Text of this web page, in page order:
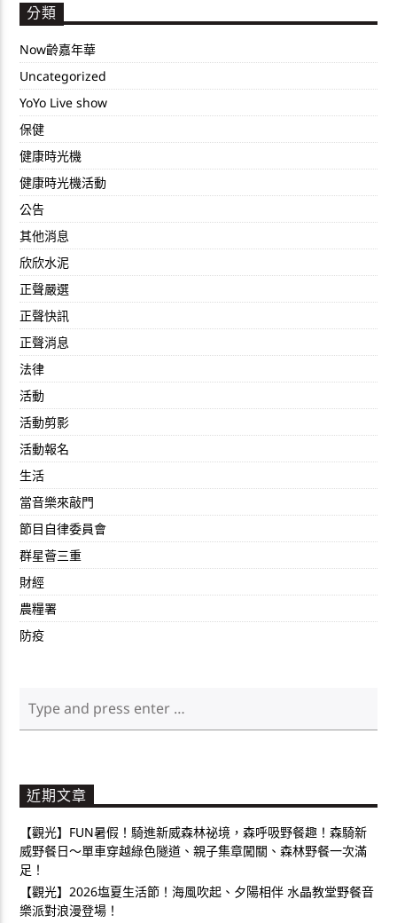
分類
Now齡嘉年華
Uncategorized
YoYo Live show
保健
健康時光機
健康時光機活動
公告
其他消息
欣欣水泥
正聲嚴選
正聲快訊
正聲消息
法律
活動
活動剪影
活動報名
生活
當音樂來敲門
節目自律委員會
群星薈三重
財經
農糧署
防疫
近期文章
【觀光】FUN暑假！騎進新威森林祕境，森呼吸野餐趣！森騎新
威野餐日～單車穿越綠色隧道、親子集章闖關、森林野餐一次滿
足！
【觀光】2026塩夏生活節！海風吹起、夕陽相伴 水晶教堂野餐音
樂派對浪漫登場！